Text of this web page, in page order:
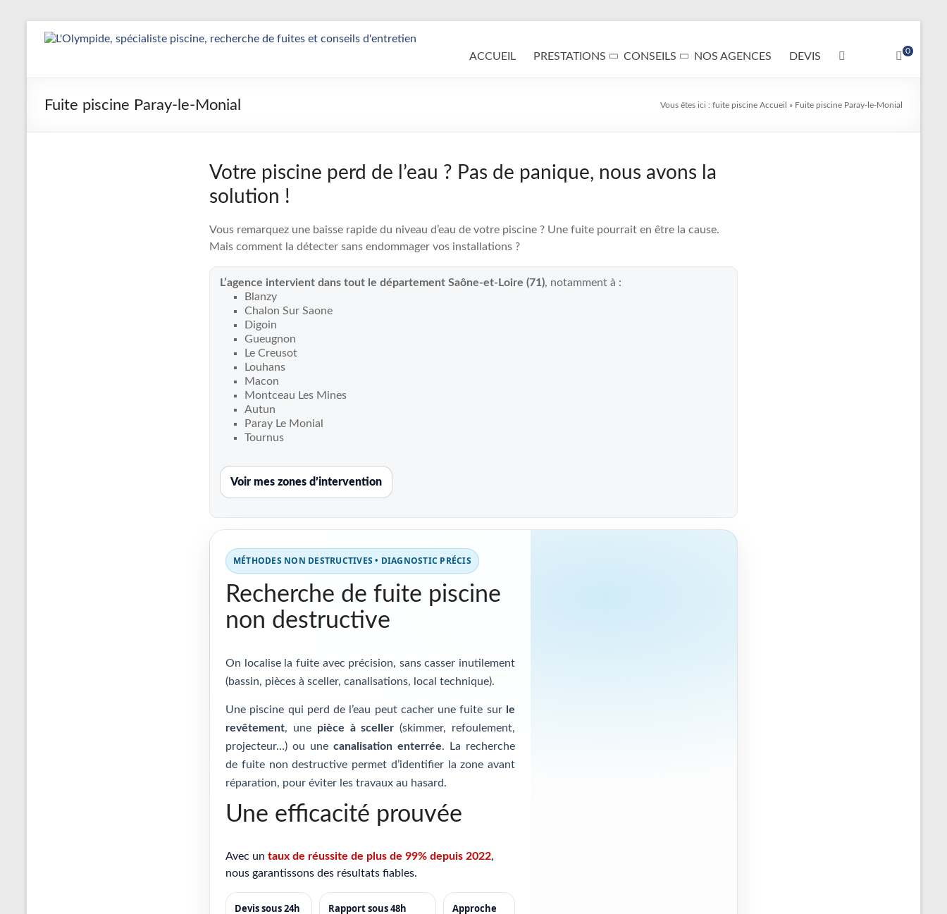
Détection
Réparation
0
ACCUEIL PRESTATIONS CONSEILS NOS AGENCES DEVIS
Fuite piscine Paray-le-Monial Vous êtes ici : fuite piscine Accueil » Fuite piscine Paray-le-Monial
Votre piscine perd de l’eau ? Pas de panique, nous avons la
solution !
Vous remarquez une baisse rapide du niveau d’eau de votre piscine ? Une fuite pourrait en être la cause.
Mais comment la détecter sans endommager vos installations ?
L’agence intervient dans tout le département Saône-et-Loire (71), notamment à :
Blanzy
Chalon Sur Saone
Digoin
Gueugnon
Le Creusot
Louhans
Macon
Montceau Les Mines
Autun
Paray Le Monial
Tournus
Voir mes zones d’intervention
MÉTHODES NON DESTRUCTIVES • DIAGNOSTIC PRÉCIS
Recherche de fuite piscine
non destructive
On localise la fuite avec précision, sans casser inutilement
(bassin, pièces à sceller, canalisations, local technique).
Une piscine qui perd de l’eau peut cacher une fuite sur le
revêtement, une pièce à sceller (skimmer, refoulement,
projecteur…) ou une canalisation enterrée. La recherche
de fuite non destructive permet d’identifier la zone avant
réparation, pour éviter les travaux au hasard.
Une efficacité prouvée
Avec un taux de réussite de plus de 99% depuis 2022,
nous garantissons des résultats fiables.
Devis sous 24h Rapport sous 48h
Approche